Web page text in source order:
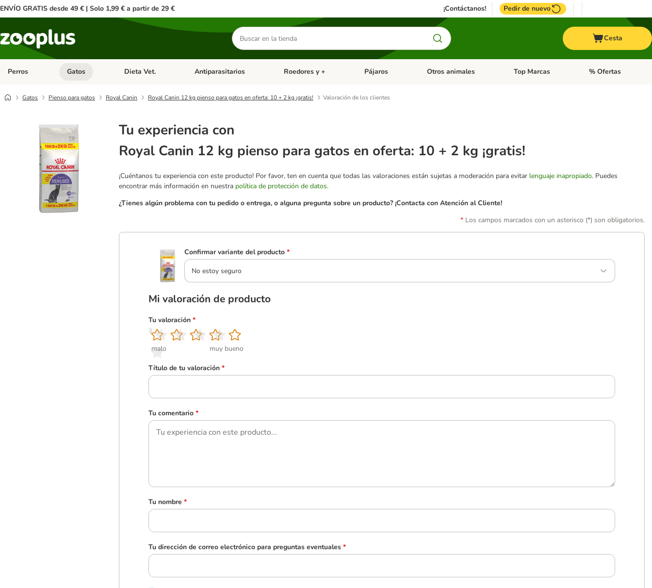
ENVÍO GRATIS desde 49 € | Solo 1,99 € a partir de 29 € ¡Contáctanos! Pedir de nuevo
Buscar
productos
Cesta
Perros Menú de categoria abierto: Perros
Gatos Menú de categoria abierto: Gatos
Dieta Vet. Menú de categoria abierto: Dieta Vet.
Antiparasitarios Menú de categoria abierto: Antiparasitarios
Roedores y + Menú de categoria abierto: Roedores y +
Pájaros Menú de categoria abierto: Pájaros
Otros animales Menú de categoria abierto: Otros animales
Top Marcas Menú de categoria
% Ofertas
Gatos Pienso para gatos Royal Canin Royal Canin 12 kg pienso para gatos en oferta: 10 + 2 kg ¡gratis! Valoración de los clientes
Tu experiencia con
Royal Canin 12 kg pienso para gatos en oferta: 10 + 2 kg ¡gratis!
¡Cuéntanos tu experiencia con este producto! Por favor, ten en cuenta que todas las valoraciones están sujetas a moderación para evitar lenguaje inapropiado. Puedes
encontrar más información en nuestra política de protección de datos.
¿Tienes algún problema con tu pedido o entrega, o alguna pregunta sobre un producto? ¡Contacta con Atención al Cliente!
Los campos marcados con un asterisco (*) son obligatorios.
Confirmar variante del producto *
No estoy seguro
Mi valoración de producto
Tu valoración *
1
malo
2
3
4
5
muy bueno
Título de tu valoración *
Tu comentario *
Tu nombre *
Tu dirección de correo electrónico para preguntas eventuales *